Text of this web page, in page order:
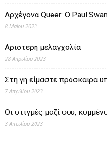
Αρχέγονα Queer: O Paul
8 Μαΐου 2023
Αριστερή μελαγχολία
28 Απριλίου 2023
Στη γη είμαστε πρόσκαιρα
7 Απριλίου 2023
Οι στιγμές μαζί σου,
3 Απριλίου 2023